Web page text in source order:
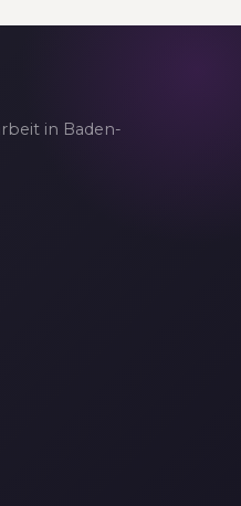
in Baden-